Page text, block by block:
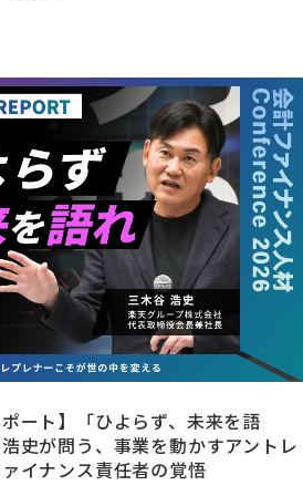
ポート】「ひよらず、未来を語
史が問う、事業を動かすアントレ
イナンス責任者の覚悟